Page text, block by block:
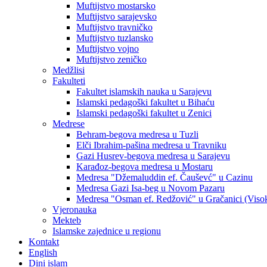
Muftijstvo mostarsko
Muftijstvo sarajevsko
Muftijstvo travničko
Muftijstvo tuzlansko
Muftijstvo vojno
Muftijstvo zeničko
Medžlisi
Fakulteti
Fakultet islamskih nauka u Sarajevu
Islamski pedagoški fakultet u Bihaću
Islamski pedagoški fakultet u Zenici
Medrese
Behram-begova medresa u Tuzli
Elči Ibrahim-pašina medresa u Travniku
Gazi Husrev-begova medresa u Sarajevu
Karađoz-begova medresa u Mostaru
Medresa "Džemaluddin ef. Čauševć" u Cazinu
Medresa Gazi Isa-beg u Novom Pazaru
Medresa "Osman ef. Redžović" u Gračanici
Vjeronauka
Mekteb
Islamske zajednice u regionu
Kontakt
English
Dini islam